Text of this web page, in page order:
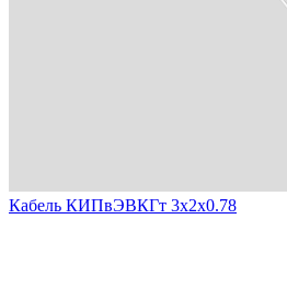
Кабель КИПвЭВКГт 3х2х0.78